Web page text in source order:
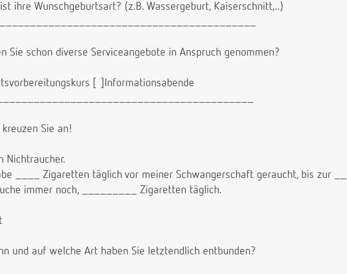
ihre Wunschgeburtsart? (z.B. Wassergeburt, Kaiserschnitt,..)
Sie schon diverse Serviceangebote in Anspruch genommen?
[ ]Informationsabende
Sie an!
Nichtraucher.
____ Zigaretten täglich vor meiner Schwangerschaft geraucht, bis zur
immer noch, _________ Zigaretten täglich.
und auf welche Art haben Sie letztendlich entbunden?